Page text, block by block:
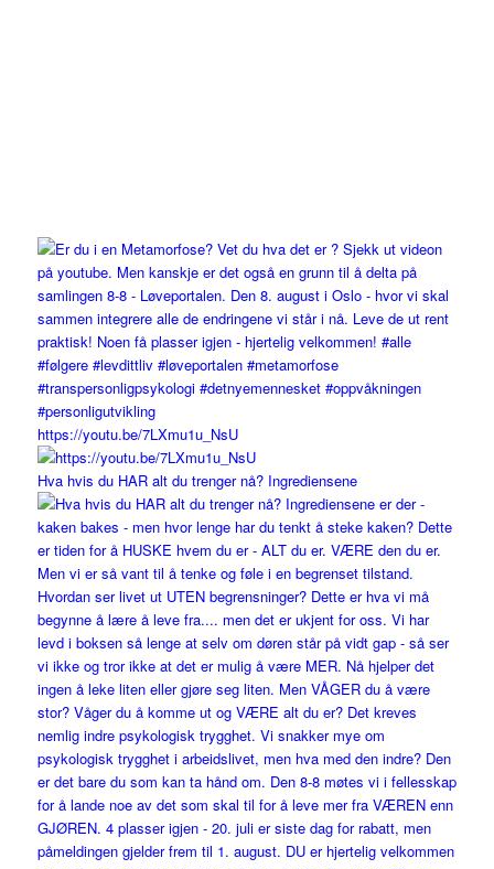
https://youtu.be/7LXmu1u_NsU
Hva hvis du HAR alt du trenger nå? Ingrediensene